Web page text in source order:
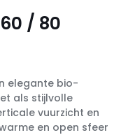
60 / 80
elegante bio-
als stijlvolle
vuurzicht en
en open sfeer